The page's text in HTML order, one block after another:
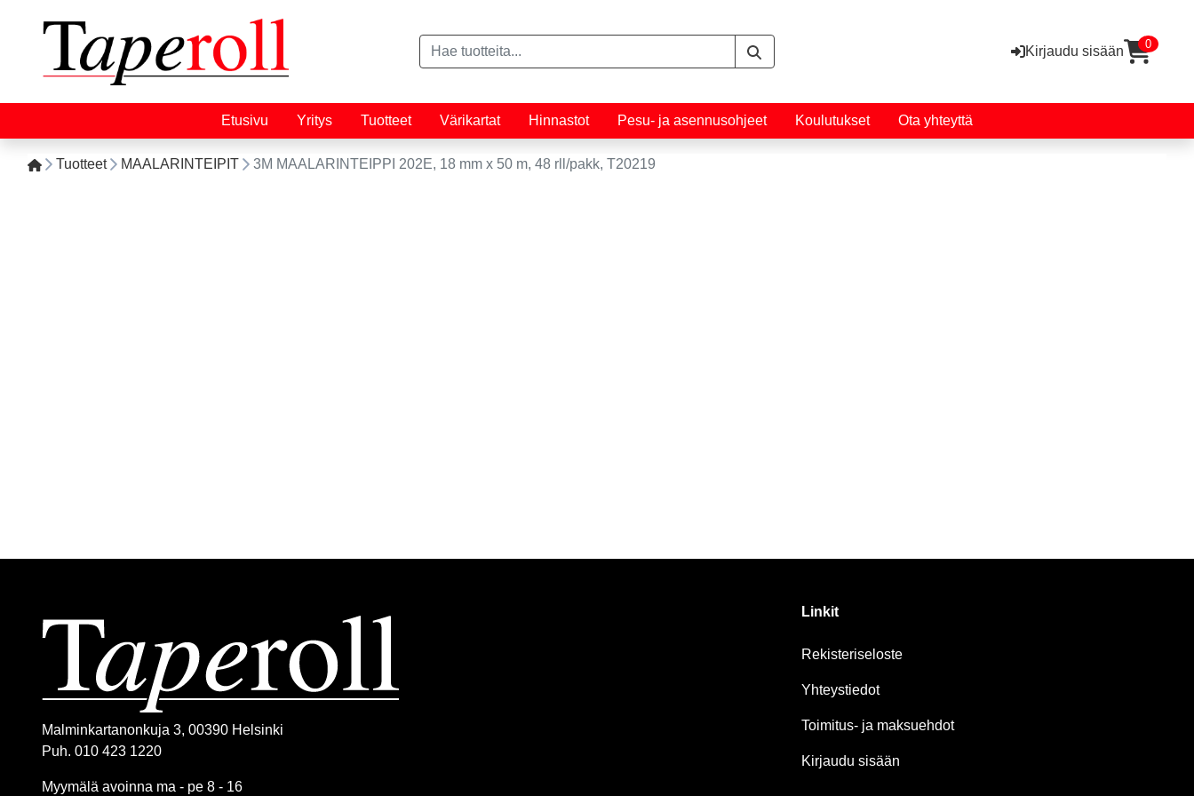
Kirjaudu sisään 0
Etusivu Yritys Tuotteet Värikartat Hinnastot Pesu- ja asennusohjeet Koulutukset Ota yhteyttä
Tuotteet MAALARINTEIPIT 3M MAALARINTEIPPI 202E, 18 mm x 50 m, 48 rll/pakk, T20219
Malminkartanonkuja 3, 00390 Helsinki
Puh. 010 423 1220
Myymälä avoinna ma - pe 8 - 16
Linkit
Rekisteriseloste
Yhteystiedot
Toimitus- ja maksuehdot
Kirjaudu sisään